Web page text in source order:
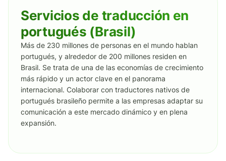
Servicios de traducción en
portugués (Brasil)
Más de 230 millones de personas en el mundo hablan
portugués, y alrededor de 200 millones residen en
Brasil. Se trata de una de las economías de crecimiento
más rápido y un actor clave en el panorama
internacional. Colaborar con traductores nativos de
portugués brasileño permite a las empresas adaptar su
comunicación a este mercado dinámico y en plena
expansión.